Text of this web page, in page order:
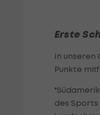
Erste
In unseren
Punkte
des